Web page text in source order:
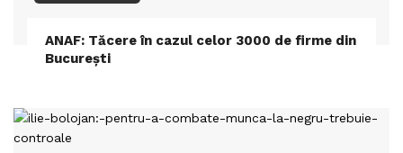
ANAF: Tăcere în cazul celor 3000 de firme din
București